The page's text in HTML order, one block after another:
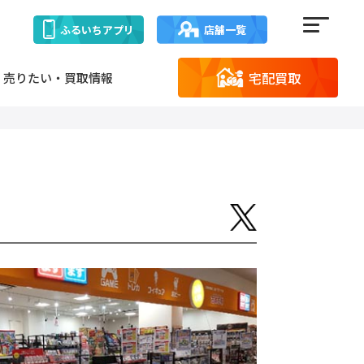
ふるいちアプリ 店舗一覧
売りたい・買取情報 宅配買取